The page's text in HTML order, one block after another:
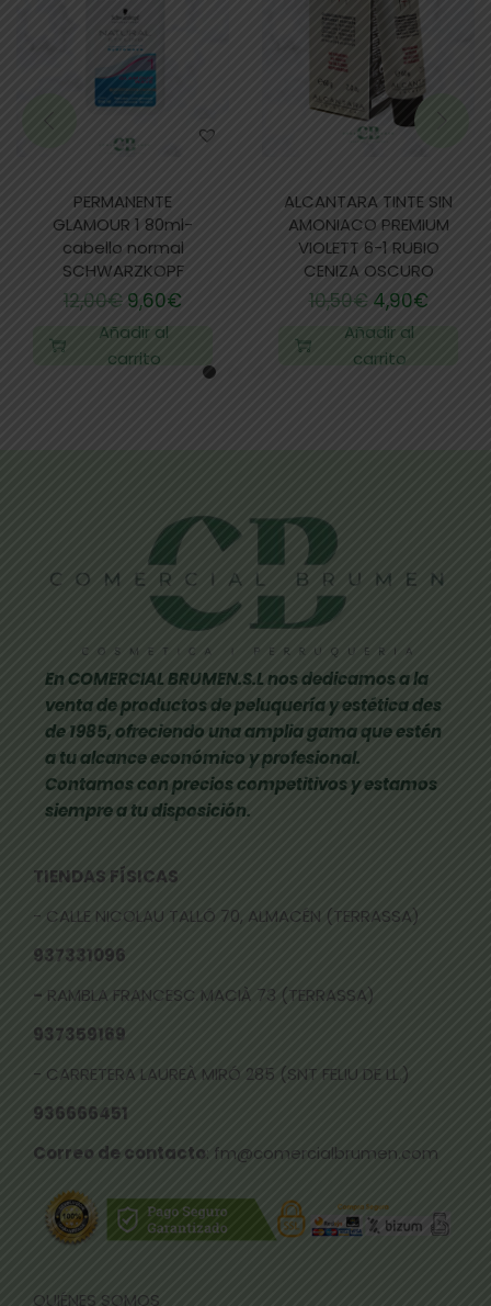
PERMANENTE
GLAMOUR 1 80ml-
cabello normal
SCHWARZKOPF
12,00€ 9,60€
Añadir al
carrito
ALCANTARA TINTE SIN
AMONIACO PREMIUM
VIOLETT 6-1 RUBIO
CENIZA OSCURO
10,50€ 4,90€
Añadir al
carrito
En COMERCIAL BRUMEN.S.L nos dedicamos a la
venta de productos de peluquería y estética des
de 1985, ofreciendo una amplia gama que estén
a tu alcance económico y profesional.
Contamos con precios competitivos y estamos
siempre a tu disposición.
TIENDAS FÍSICAS
- CALLE NICOLAU TALLÓ 70, ALMACÉN (TERRASSA)
937331096
- RAMBLA FRANCESC MACIÀ 73 (TERRASSA)
937359169
- CARRETERA LAUREÀ MIRÓ 285 (SNT FELIU DE LL.)
936666451
Correo de contacto: fm@comercialbrumen.com
QUIÉNES SOMOS